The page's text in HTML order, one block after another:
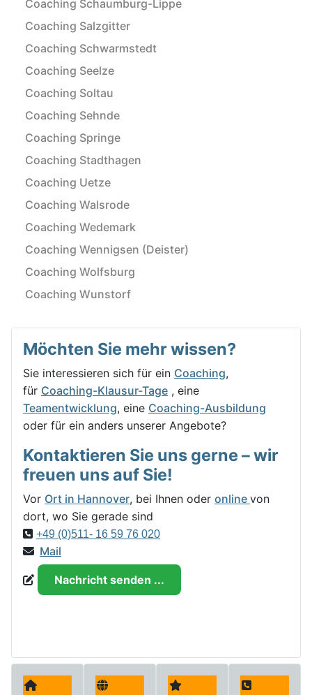
Coaching Schaumburg-Lippe
Coaching Salzgitter
Coaching Schwarmstedt
Coaching Seelze
Coaching Soltau
Coaching Sehnde
Coaching Springe
Coaching Stadthagen
Coaching Uetze
Coaching Walsrode
Coaching Wedemark
Coaching Wennigsen (Deister)
Coaching Wolfsburg
Coaching Wunstorf
Möchten Sie mehr wissen?
Sie interessieren sich für ein Coaching,
für Coaching-Klausur-Tage , eine
Teamentwicklung, eine Coaching-Ausbildung
oder für ein anders unserer Angebote?
Kontaktieren Sie uns gerne – wir
freuen uns auf Sie!
Vor Ort in Hannover, bei Ihnen oder online von
dort, wo Sie gerade sind
+49 (0)511- 16 59 76 020
Mail
Nachricht senden ...